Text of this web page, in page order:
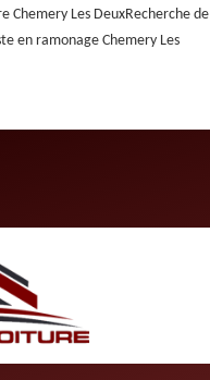
Chemery Les DeuxRecherche de
en ramonage Chemery Les